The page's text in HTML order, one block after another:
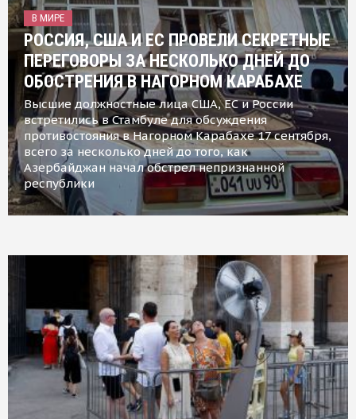
В МИРЕ
РОССИЯ, США И ЕС ПРОВЕЛИ СЕКРЕТНЫЕ
ПЕРЕГОВОРЫ ЗА НЕСКОЛЬКО ДНЕЙ ДО
ОБОСТРЕНИЯ В НАГОРНОМ КАРАБАХЕ
Высшие должностные лица США, ЕС и России
встретились в Стамбуле для обсуждения
противостояния в Нагорном Карабахе 17 сентября,
всего за несколько дней до того, как
Азербайджан начал обстрел непризнанной
республики